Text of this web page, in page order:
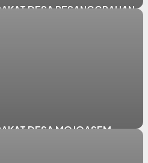
DESA PESANGGRAHAN
DESA MOJOASEM